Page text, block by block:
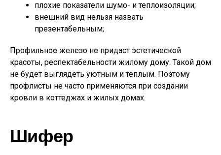
плохие показатели шумо- и теплоизоляции;
внешний вид нельзя назвать
презентабельным;
Профильное железо не придаст эстетической
красоты, респектабельности жилому дому. Такой дом
не будет выглядеть уютным и теплым. Поэтому
профлисты не часто применяются при создании
кровли в коттеджах и жилых домах.
Шифер